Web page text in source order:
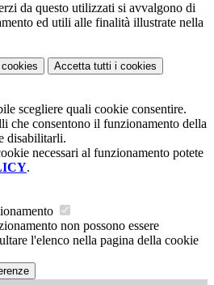
da questo utilizzati si avvalgono di
ed utili alle finalità illustrate nella
Accetta tutti i cookies
scegliere quali cookie consentire.
che consentono il funzionamento della
disabilitarli.
necessari al funzionamento potete
.
non possono essere
l'elenco nella pagina della cookie